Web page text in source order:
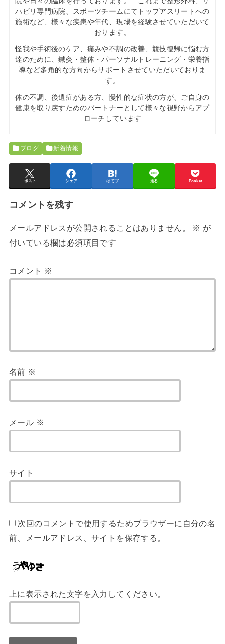
ハビリ専門病院、スポーツチームにてトップアスリートへの
施術など、様々な疾患や年代、現場を経験させていただいて
おります。
怪我や手術後のケア、痛みや不調の改善、競技復帰に悩む方
達のために、鍼灸・整体・パーソナルトレーニング・栄養指
導など多角的な方向からサポートさせていただいておりま
す。
体の不調、後遺症がある方、慢性的な症状の方が、ご自身の
健康を取り戻すためのパートナーとして様々な視野からアプ
ローチしています
ブログ 新着情報
ポスト シェア はてブ 送る Pocket
コメントを残す
メールアドレスが公開されることはありません。 ※ が
付いている欄は必須項目です
コメント ※
名前 ※
メール ※
サイト
次回のコメントで使用するためブラウザーに自分の名
前、メールアドレス、サイトを保存する。
上に表示された文字を入力してください。